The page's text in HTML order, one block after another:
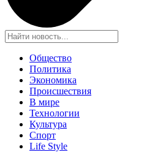
Общество
Политика
Экономика
Происшествия
В мире
Технологии
Культура
Спорт
Life Style